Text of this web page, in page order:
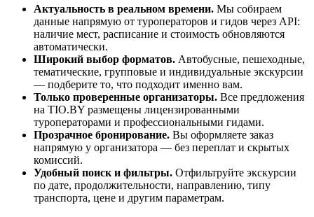
Актуальность в реальном времени. Мы собираем
данные напрямую от туроператоров и гидов через API:
наличие мест, расписание и стоимость обновляются
автоматически.
Широкий выбор форматов. Автобусные, пешеходные,
тематические, групповые и индивидуальные экскурсии
— подберите то, что подходит именно вам.
Только проверенные организаторы. Все предложения
на TIO.BY размещены лицензированными
туроператорами и профессиональными гидами.
Прозрачное бронирование. Вы оформляете заказ
напрямую у организатора — без переплат и скрытых
комиссий.
Удобный поиск и фильтры. Отфильтруйте экскурсии
по дате, продолжительности, направлению, типу
транспорта, цене и другим параметрам.